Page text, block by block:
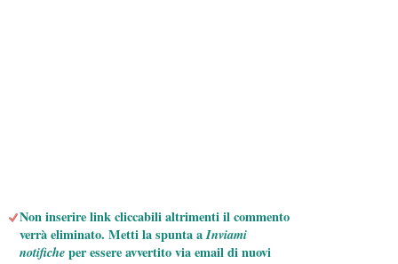
Non inserire link cliccabili altrimenti il commento
verrà eliminato. Metti la spunta aInviami
notificheper essere avvertito via email di nuovi